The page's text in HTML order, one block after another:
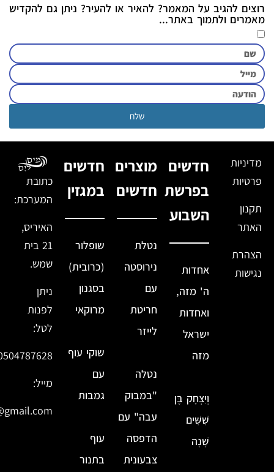
רוצים להגיב על המאמר? להאיר או להעיר? ניתן גם להקדיש
מאמרים ולתמוך באתר...
שלח
מדיניות
פרטיות
תקנון
האתר
הצהרת
נגישות
חדשים
בפרשת
השבוע
אחדות
ה' מזה,
ואחדות
ישראל
מזה
וְיִצְחָק בֶּן
שִׁשִּׁים
שָׁנָה
מוצרים
חדשים
נטלת
נירוסטה
עם
חריטת
לייזר
נטלה
"במבוק
עבה" עם
הדפסה
צבעונית
חדשים
במגזין
שופלור
(כרובית)
בסגנון
מרוקאי
שוקי עוף
עם
גמבות
עוף
בתנור
כתובת
המערכת:
האיריס,
21 בית
שמש.
ניתן
לפנות
לטל:
מייל: